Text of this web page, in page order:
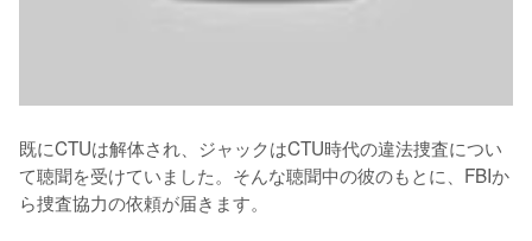
既にCTUは解体され、ジャックはCTU時代の違法捜査につい
て聴聞を受けていました。そんな聴聞中の彼のもとに、FBIか
ら捜査協力の依頼が届きます。